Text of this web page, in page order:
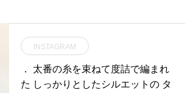
INSTAGRAM
． 太番の糸を束ねて度詰で編まれ
た しっかりとしたシルエットの タ